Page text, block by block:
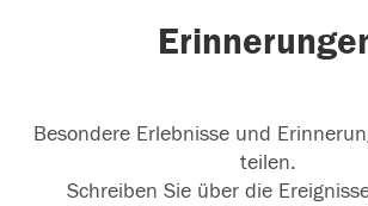
Besondere Erlebnisse und
teilen.
Schreiben Sie über die